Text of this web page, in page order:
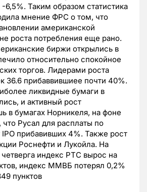
6,5%. Таким образом статистика
мнение ФРС о том, что
американской
роста потребления еще рано.
биржи открылись в
относительно спокойное
торгов. Лидерами роста
36.6 прибаввившиее почти 40%.
ликвидные бумаги в
и активный рост
в бумагах Норникеля, на фоне
Русал для расплаты по
прибавивших 4%. Также рост
Роснефти и Лукойла. На
индекс РТС вырос на
индекс ММВБ потерял 0,2%
пунктов